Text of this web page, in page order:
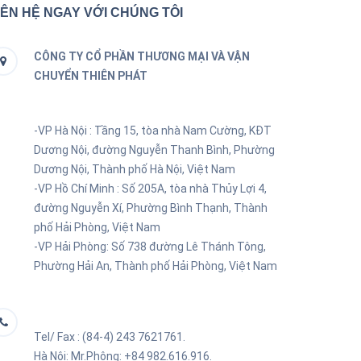
HỆ NGAY VỚI CHÚNG TÔI
CÔNG TY CỔ PHẦN THƯƠNG MẠI VÀ VẬN
CHUYỂN THIÊN PHÁT
-VP Hà Nội : Tầng 15, tòa nhà Nam Cường, KĐT
Dương Nội, đường Nguyễn Thanh Bình, Phường
Dương Nội, Thành phố Hà Nội, Việt Nam
-VP Hồ Chí Minh : Số 205A, tòa nhà Thủy Lợi 4,
đường Nguyễn Xí, Phường Bình Thạnh, Thành
phố Hải Phòng, Việt Nam
-VP Hải Phòng: Số 738 đường Lê Thánh Tông,
Phường Hải An, Thành phố Hải Phòng, Việt Nam
Tel/ Fax : (84-4) 243 7621761.
Hà Nội: Mr.Phông: +84 982.616.916.